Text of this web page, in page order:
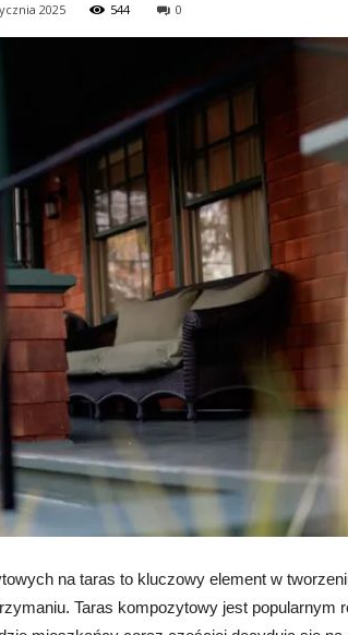
2025 544 0
na taras to kluczowy element w
Taras kompozytowy jest popularnym